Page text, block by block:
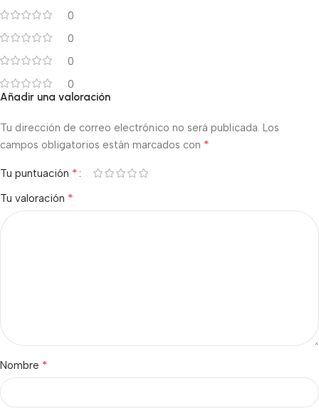
0
0
0
0
Añadir una valoración
Tu dirección de correo electrónico no será publicada. Los
campos obligatorios están marcados con *
Tu puntuación *
Tu valoración *
Nombre *